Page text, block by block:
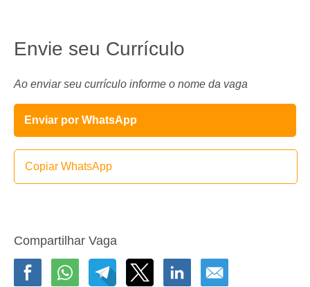
Envie seu Currículo
Ao enviar seu currículo informe o nome da vaga
Enviar por WhatsApp
Copiar WhatsApp
Compartilhar Vaga